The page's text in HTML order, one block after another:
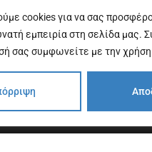
cookies για να σας
εμπειρία στη σελίδα μας.
σας συμφωνείτε με την
καιρού παρέχονται από το
Αστεροσκοπείο Αθηνών
προσβασιμότητας